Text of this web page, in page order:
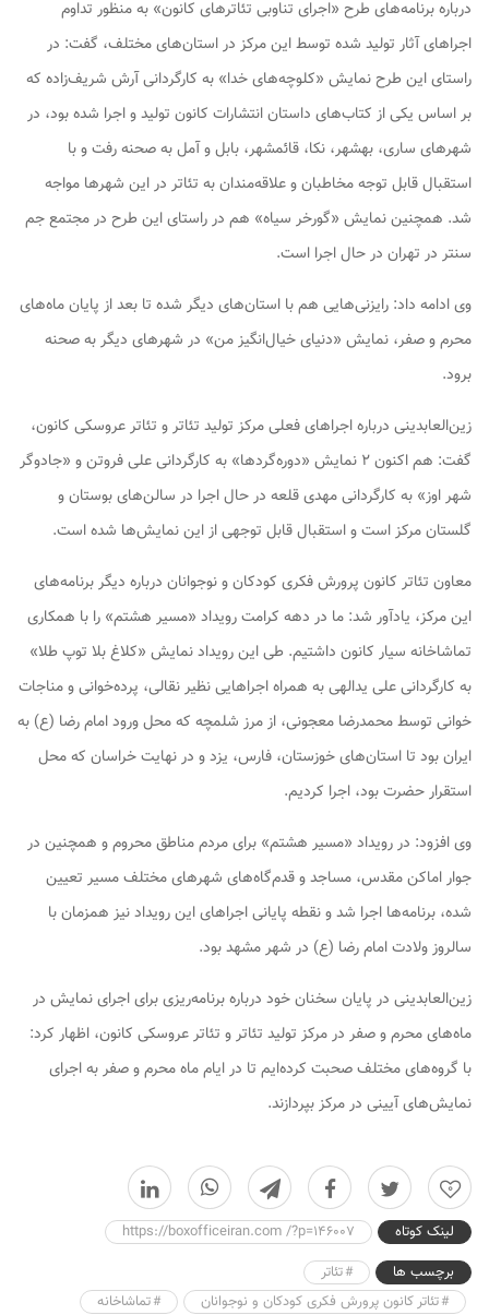
درباره برنامه‌های طرح «اجرای تناوبی تئاترهای کانون» به منظور تداوم
اجراهای آثار تولید شده توسط این مرکز در استان‌های مختلف، گفت: در
راستای این طرح نمایش «کلوچه‌های خدا» به کارگردانی آرش شریف‌زاده که
بر اساس یکی از کتاب‌های داستان انتشارات کانون تولید و اجرا شده بود، در
شهرهای ساری، بهشهر، نکا، قائمشهر، بابل و آمل به صحنه رفت و با
استقبال قابل توجه مخاطبان و علاقه‌مندان به تئاتر در این شهرها مواجه
شد. همچنین نمایش «گورخر سیاه» هم در راستای این طرح در مجتمع جم
سنتر در تهران در حال اجرا است.
وی ادامه داد: رایزنی‌هایی هم با استان‌های دیگر شده تا بعد از پایان ماه‌های
محرم و صفر، نمایش «دنیای خیال‌انگیز من» در شهرهای دیگر به صحنه
برود.
زین‌العابدینی درباره اجراهای فعلی مرکز تولید تئاتر و تئاتر عروسکی کانون،
گفت: هم اکنون ۲ نمایش «دوره‌گردها» به کارگردانی علی فروتن و «جادوگر
شهر اوز» به کارگردانی مهدی قلعه در حال اجرا در سالن‌های بوستان و
گلستان مرکز است و استقبال قابل توجهی از این نمایش‌ها شده است.
معاون تئاتر کانون پرورش فکری کودکان و نوجوانان درباره دیگر برنامه‌های
این مرکز، یادآور شد: ما در دهه کرامت رویداد «مسیر هشتم» را با همکاری
تماشاخانه سیار کانون داشتیم. طی این رویداد نمایش «کلاغ بلا توپ طلا»
به کارگردانی علی یدالهی به همراه اجراهایی نظیر نقالی، پرده‌خوانی و مناجات
خوانی توسط محمدرضا معجونی، از مرز شلمچه که محل ورود امام رضا (ع) به
ایران بود تا استان‌های خوزستان، فارس، یزد و در نهایت خراسان که محل
استقرار حضرت بود، اجرا کردیم.
وی افزود: در رویداد «مسیر هشتم» برای مردم مناطق محروم و همچنین در
جوار اماکن مقدس، مساجد و قدم‌گاه‌های شهرهای مختلف مسیر تعیین
شده، برنامه‌ها اجرا شد و نقطه پایانی اجراهای این رویداد نیز همزمان با
سالروز ولادت امام رضا (ع) در شهر مشهد بود.
زین‌العابدینی در پایان سخنان خود درباره برنامه‌ریزی برای اجرای نمایش در
ماه‌های محرم و صفر در مرکز تولید تئاتر و تئاتر عروسکی کانون، اظهار کرد:
با گروه‌های مختلف صحبت کرده‌ایم تا در ایام ماه محرم و صفر به اجرای
نمایش‌های آیینی در مرکز بپردازند.
0
لینک کوتاه
https://boxofficeiran.com /?p=146007
برچسب ها
تئاتر
تئاتر کانون پرورش فکری کودکان و نوجوانان
تماشاخانه